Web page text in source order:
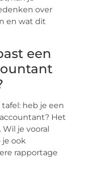
over
en wat dit
een
heb je een
Het
je vooral
je ook
rapportage